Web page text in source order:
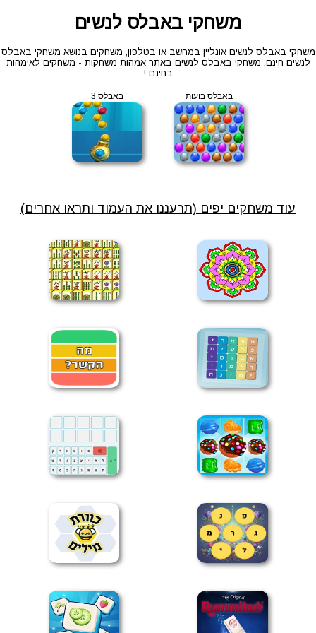
משחקי באבלס לנשים
משחקי באבלס לנשים אונליין במחשב או בטלפון, משחקים בנושא משחקי באבלס
לנשים חינם, משחקי באבלס לנשים באתר אמהות משחקות - משחקים לאימהות
בחינם !
באבלס בועות באבלס 3
עוד משחקים יפים (תרעננו את העמוד ותראו אחרים)